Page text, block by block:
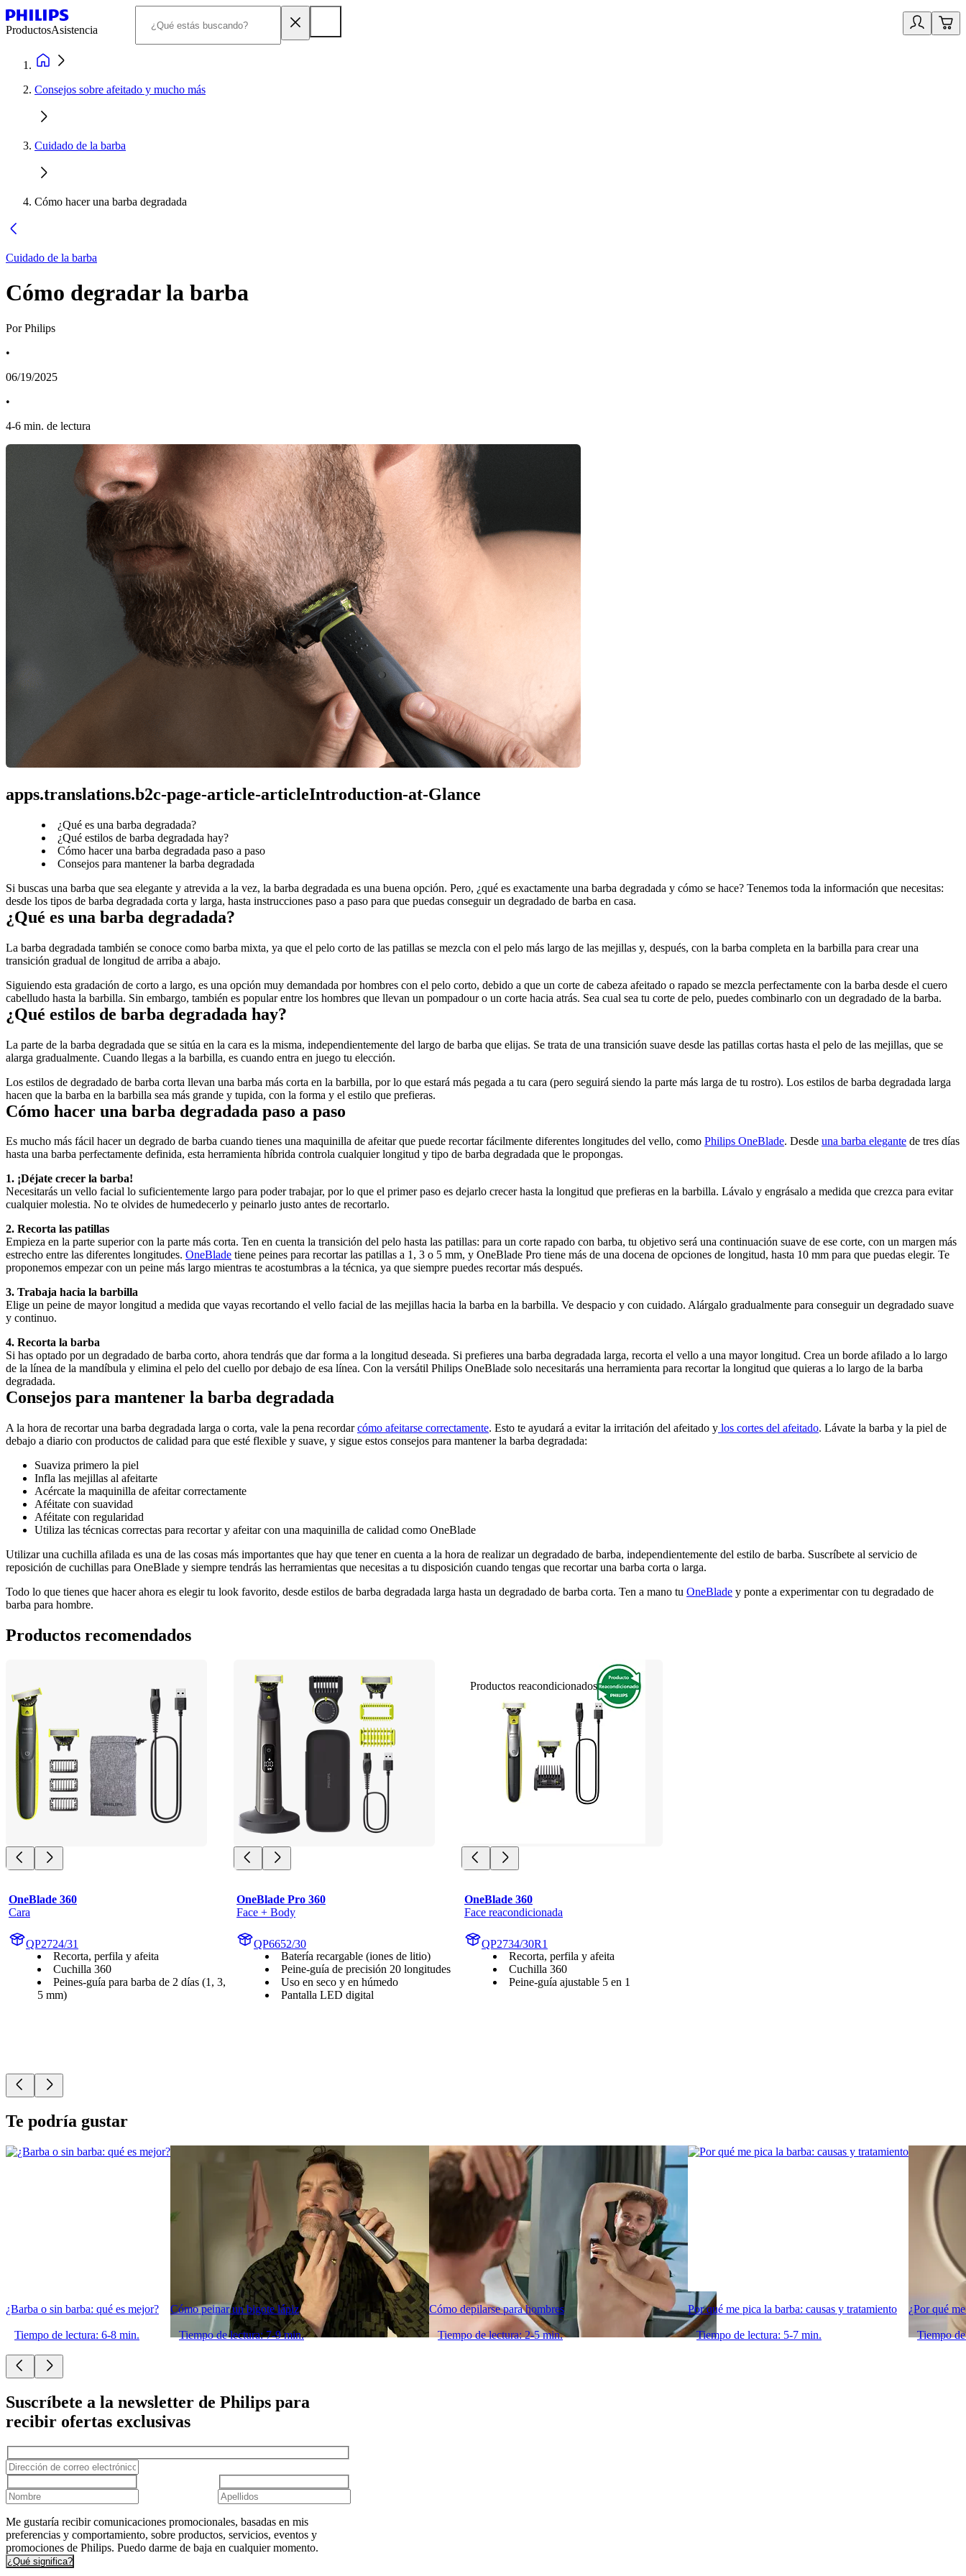
ProductosAsistencia
Consejos sobre afeitado y mucho más
Cuidado de la barba
Cómo hacer una barba degradada
Cuidado de la barba
Cómo degradar la barba
Por Philips
•
06/19/2025
•
4-6 min. de lectura
apps.translations.b2c-page-article-articleIntroduction-at-Glance
¿Qué es una barba degradada?
¿Qué estilos de barba degradada hay?
Cómo hacer una barba degradada paso a paso
Consejos para mantener la barba degradada
Si buscas una barba que sea elegante y atrevida a la vez, la barba degradada es una buena opción. Pero, ¿qué es exactamente una barba degradada y cómo se hace? Tenemos toda la información que necesitas:
desde los tipos de barba degradada corta y larga, hasta instrucciones paso a paso para que puedas conseguir un degradado de barba en casa.
¿Qué es una barba degradada?
La barba degradada también se conoce como barba mixta, ya que el pelo corto de las patillas se mezcla con el pelo más largo de las mejillas y, después, con la barba completa en la barbilla para crear una
transición gradual de longitud de arriba a abajo.
Siguiendo esta gradación de corto a largo, es una opción muy demandada por hombres con el pelo corto, debido a que un corte de cabeza afeitado o rapado se mezcla perfectamente con la barba desde el cuero
cabelludo hasta la barbilla. Sin embargo, también es popular entre los hombres que llevan un pompadour o un corte hacia atrás. Sea cual sea tu corte de pelo, puedes combinarlo con un degradado de la barba.
¿Qué estilos de barba degradada hay?
La parte de la barba degradada que se sitúa en la cara es la misma, independientemente del largo de barba que elijas. Se trata de una transición suave desde las patillas cortas hasta el pelo de las mejillas, que se
alarga gradualmente. Cuando llegas a la barbilla, es cuando entra en juego tu elección.
Los estilos de degradado de barba corta llevan una barba más corta en la barbilla, por lo que estará más pegada a tu cara (pero seguirá siendo la parte más larga de tu rostro). Los estilos de barba degradada larga
hacen que la barba en la barbilla sea más grande y tupida, con la forma y el estilo que prefieras.
Cómo hacer una barba degradada paso a paso
Es mucho más fácil hacer un degrado de barba cuando tienes una maquinilla de afeitar que puede recortar fácilmente diferentes longitudes del vello, como Philips OneBlade. Desde una barba elegante de tres días
hasta una barba perfectamente definida, esta herramienta híbrida controla cualquier longitud y tipo de barba degradada que le propongas.
1. ¡Déjate crecer la barba!
Necesitarás un vello facial lo suficientemente largo para poder trabajar, por lo que el primer paso es dejarlo crecer hasta la longitud que prefieras en la barbilla. Lávalo y engrásalo a medida que crezca para evitar
cualquier molestia. No te olvides de humedecerlo y peinarlo justo antes de recortarlo.
2. Recorta las patillas
Empieza en la parte superior con la parte más corta. Ten en cuenta la transición del pelo hasta las patillas: para un corte rapado con barba, tu objetivo será una continuación suave de ese corte, con un margen más
estrecho entre las diferentes longitudes. OneBlade tiene peines para recortar las patillas a 1, 3 o 5 mm, y OneBlade Pro tiene más de una docena de opciones de longitud, hasta 10 mm para que puedas elegir. Te
proponemos empezar con un peine más largo mientras te acostumbras a la técnica, ya que siempre puedes recortar más después.
3. Trabaja hacia la barbilla
Elige un peine de mayor longitud a medida que vayas recortando el vello facial de las mejillas hacia la barba en la barbilla. Ve despacio y con cuidado. Alárgalo gradualmente para conseguir un degradado suave
y continuo.
4. Recorta la barba
Si has optado por un degradado de barba corto, ahora tendrás que dar forma a la longitud deseada. Si prefieres una barba degradada larga, recorta el vello a una mayor longitud. Crea un borde afilado a lo largo
de la línea de la mandíbula y elimina el pelo del cuello por debajo de esa línea. Con la versátil Philips OneBlade solo necesitarás una herramienta para recortar la longitud que quieras a lo largo de la barba
degradada.
Consejos para mantener la barba degradada
A la hora de recortar una barba degradada larga o corta, vale la pena recordar cómo afeitarse correctamente. Esto te ayudará a evitar la irritación del afeitado y los cortes del afeitado. Lávate la barba y la piel de
debajo a diario con productos de calidad para que esté flexible y suave, y sigue estos consejos para mantener la barba degradada:
Suaviza primero la piel
Infla las mejillas al afeitarte
Acércate la maquinilla de afeitar correctamente
Aféitate con suavidad
Aféitate con regularidad
Utiliza las técnicas correctas para recortar y afeitar con una maquinilla de calidad como OneBlade
Utilizar una cuchilla afilada es una de las cosas más importantes que hay que tener en cuenta a la hora de realizar un degradado de barba, independientemente del estilo de barba. Suscríbete al servicio de
reposición de cuchillas para OneBlade y siempre tendrás las herramientas que necesitas a tu disposición cuando tengas que recortar una barba corta o larga.
Todo lo que tienes que hacer ahora es elegir tu look favorito, desde estilos de barba degradada larga hasta un degradado de barba corta. Ten a mano tu OneBlade y ponte a experimentar con tu degradado de
barba para hombre.
Productos recomendados
OneBlade 360
Cara
QP2724/31
Recorta, perfila y afeita
Cuchilla 360
Peines-guía para barba de 2 días (1, 3,
5 mm)
OneBlade Pro 360
Face + Body
QP6652/30
Batería recargable (iones de litio)
Peine-guía de precisión 20 longitudes
Uso en seco y en húmedo
Pantalla LED digital
Productos reacondicionados
OneBlade 360
Face reacondicionada
QP2734/30R1
Recorta, perfila y afeita
Cuchilla 360
Peine-guía ajustable 5 en 1
Te podría gustar
¿Barba o sin barba: qué es mejor?
Tiempo de lectura: 6-8 min.
Cómo peinar un bigote lápiz
Tiempo de lectura: 7-9 min.
Cómo depilarse para hombres
Tiempo de lectura: 2-5 min.
Por qué me pica la barba: causas y tratamiento
Tiempo de lectura: 5-7 min.
¿Por qué
Tiempo
Suscríbete a la newsletter de Philips para
recibir ofertas exclusivas
Me gustaría recibir comunicaciones promocionales, basadas en mis
preferencias y comportamiento, sobre productos, servicios, eventos y
promociones de Philips. Puedo darme de baja en cualquier momento.
¿Qué significa?